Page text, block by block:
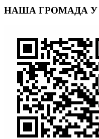
НАША ГРОМАДА У